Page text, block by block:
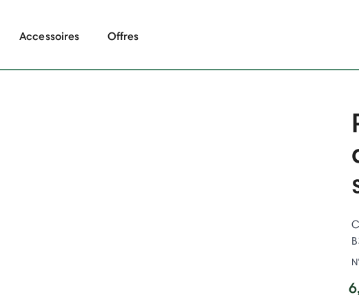
Accessoires Offres